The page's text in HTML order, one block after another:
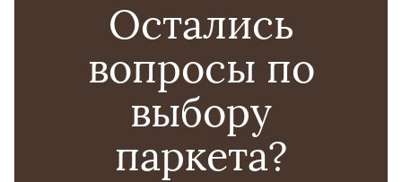
Остались
вопросы по
выбору
паркета?